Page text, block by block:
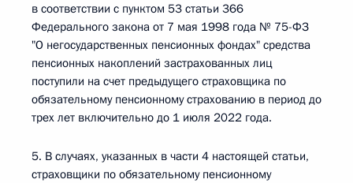
в соответствии с пунктом 53 статьи 366
Федерального закона от 7 мая 1998 года № 75-ФЗ
"О негосударственных пенсионных фондах" средства
пенсионных накоплений застрахованных лиц
поступили на счет предыдущего страховщика по
обязательному пенсионному страхованию в период до
трех лет включительно до 1 июля 2022 года.
5. В случаях, указанных в части 4 настоящей статьи,
страховщики по обязательному пенсионному